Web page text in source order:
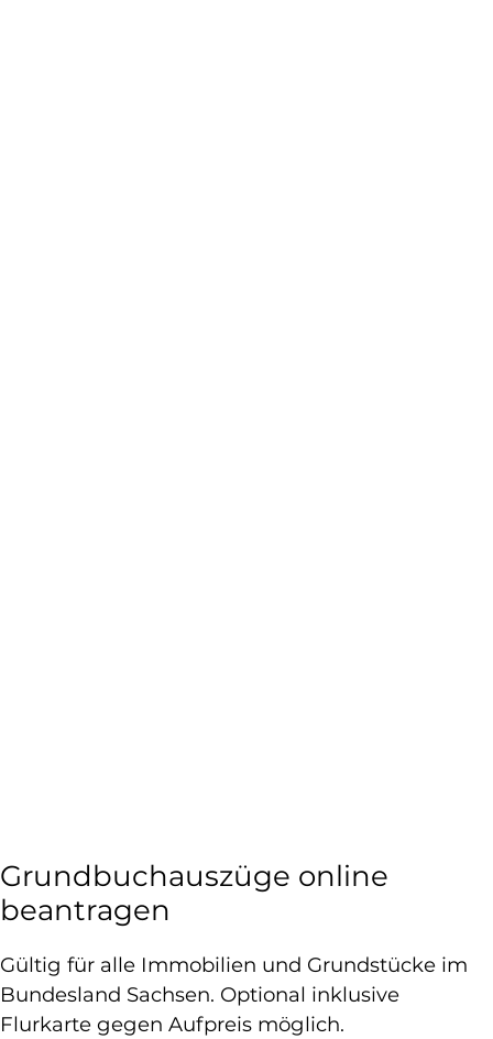
Grundbuchauszüge online
beantragen
Gültig für alle Immobilien und Grundstücke im
Bundesland Sachsen. Optional inklusive
Flurkarte gegen Aufpreis möglich.